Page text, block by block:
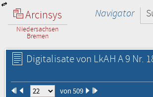
Arcinsys
Niedersachsen
Bremen
Navigator
Digitalisate von LkAH A 9 Nr.
von 509